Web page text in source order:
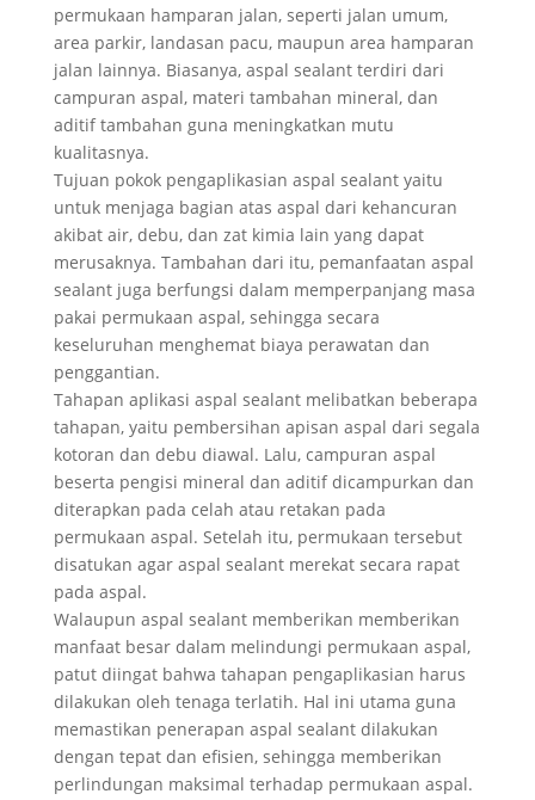
permukaan hamparan jalan, seperti jalan umum,
area parkir, landasan pacu, maupun area hamparan
jalan lainnya. Biasanya, aspal sealant terdiri dari
campuran aspal, materi tambahan mineral, dan
aditif tambahan guna meningkatkan mutu
kualitasnya.
Tujuan pokok pengaplikasian aspal sealant yaitu
untuk menjaga bagian atas aspal dari kehancuran
akibat air, debu, dan zat kimia lain yang dapat
merusaknya. Tambahan dari itu, pemanfaatan aspal
sealant juga berfungsi dalam memperpanjang masa
pakai permukaan aspal, sehingga secara
keseluruhan menghemat biaya perawatan dan
penggantian.
Tahapan aplikasi aspal sealant melibatkan beberapa
tahapan, yaitu pembersihan apisan aspal dari segala
kotoran dan debu diawal. Lalu, campuran aspal
beserta pengisi mineral dan aditif dicampurkan dan
diterapkan pada celah atau retakan pada
permukaan aspal. Setelah itu, permukaan tersebut
disatukan agar aspal sealant merekat secara rapat
pada aspal.
Walaupun aspal sealant memberikan memberikan
manfaat besar dalam melindungi permukaan aspal,
patut diingat bahwa tahapan pengaplikasian harus
dilakukan oleh tenaga terlatih. Hal ini utama guna
memastikan penerapan aspal sealant dilakukan
dengan tepat dan efisien, sehingga memberikan
perlindungan maksimal terhadap permukaan aspal.